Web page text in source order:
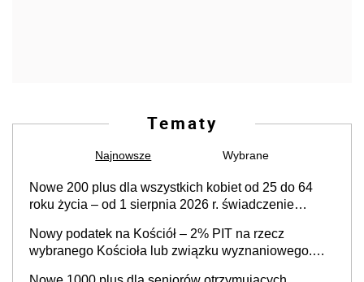
Tematy
Najnowsze Wybrane
Nowe 200 plus dla wszystkich kobiet od 25 do 64
roku życia – od 1 sierpnia 2026 r. świadczenie
Nowy podatek na Kościół – 2% PIT na rzecz
wybranego Kościoła lub związku wyznaniowego.